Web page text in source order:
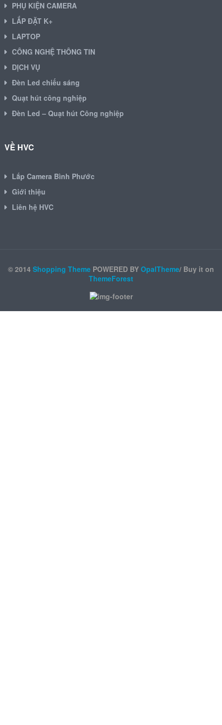
PHỤ KIỆN CAMERA
LẮP ĐẶT K+
LAPTOP
CÔNG NGHỆ THÔNG TIN
DỊCH VỤ
Đèn Led chiếu sáng
Quạt hút công nghiệp
Đèn Led – Quạt hút Công nghiệp
VỀ HVC
Lắp Camera Bình Phước
Giới thiệu
Liên hệ HVC
© 2014 Shopping Theme POWERED BY OpalTheme/ Buy it on
ThemeForest